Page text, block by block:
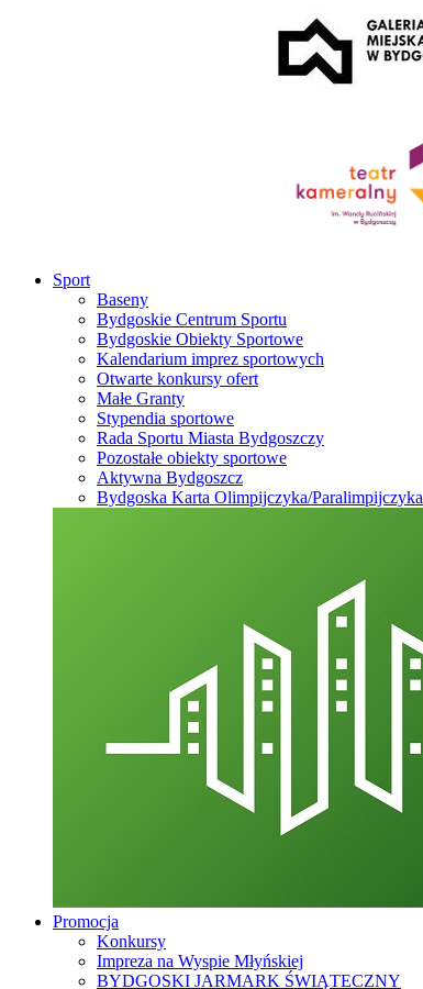
Sport
Baseny
Bydgoskie Centrum Sportu
Bydgoskie Obiekty Sportowe
Kalendarium imprez sportowych
Otwarte konkursy ofert
Małe Granty
Stypendia sportowe
Rada Sportu Miasta Bydgoszczy
Pozostałe obiekty sportowe
Aktywna Bydgoszcz
Bydgoska Karta Olimpijczyka/Paralimpijczyka
Promocja
Konkursy
Impreza na Wyspie Młyńskiej
BYDGOSKI JARMARK ŚWIĄTECZNY